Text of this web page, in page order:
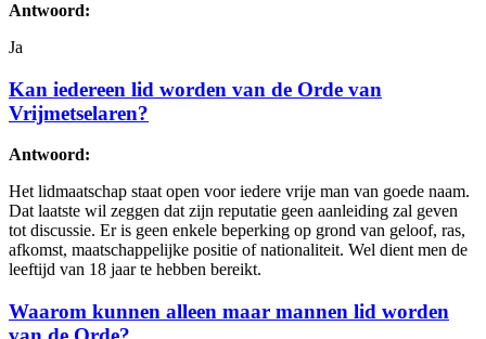
Antwoord:
Ja
Kan iedereen lid worden van de Orde van
Vrijmetselaren?
Antwoord:
Het lidmaatschap staat open voor iedere vrije man van goede naam.
Dat laatste wil zeggen dat zijn reputatie geen aanleiding zal geven
tot discussie. Er is geen enkele beperking op grond van geloof, ras,
afkomst, maatschappelijke positie of nationaliteit. Wel dient men de
leeftijd van 18 jaar te hebben bereikt.
Waarom kunnen alleen maar mannen lid worden